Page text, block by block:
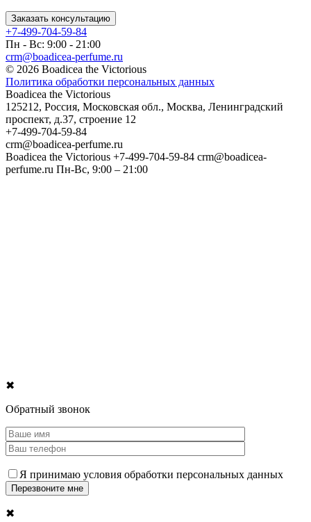
Заказать консультацию
+7-499-704-59-84
Пн - Вс: 9:00 - 21:00
crm@boadicea-perfume.ru
© 2026 Boadicea the Victorious
Политика обработки персональных данных
Boadicea the Victorious
125212, Россия, Московская обл., Москва, Ленинградский
проспект, д.37, строение 12
+7-499-704-59-84
crm@boadicea-perfume.ru
Boadicea the Victorious +7-499-704-59-84 crm@boadicea-
perfume.ru Пн-Вс, 9:00 – 21:00
✖
Обратный звонок
Я принимаю условия обработки персональных данных
✖